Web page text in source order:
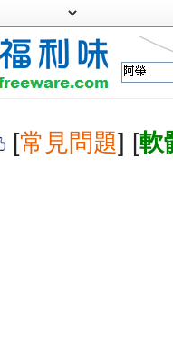
[常見問題] [軟